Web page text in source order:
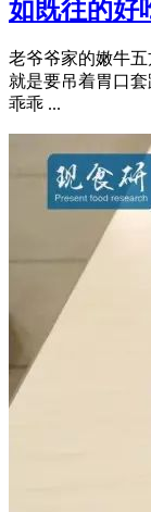
如既往的好
老爷爷家的嫩牛
就是要吊着胃口
乖乖 ...